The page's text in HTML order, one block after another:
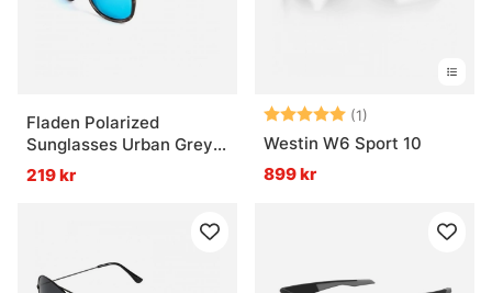
Fladen Polarized
Sunglasses Urban Grey
Camou Blue Lens
219 kr
Betyg: (1)
Westin W6 Sport 10
899 kr